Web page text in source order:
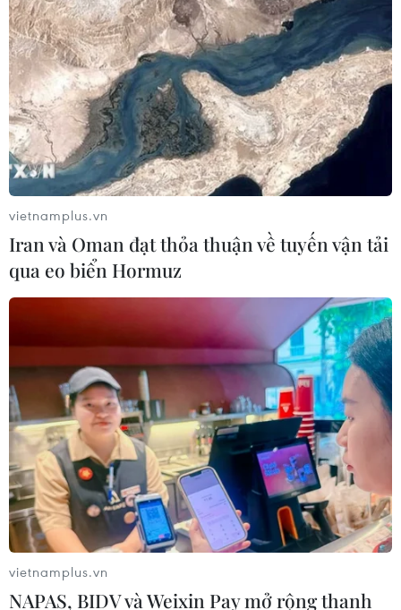
Tây Ban Nha: 100 người thiệt mạng
trong vụ vượt biển ồ ạt vào Ceuta
06/08/2026 16:03
Đức tuyên án chung thân đối tượng
gây vụ lao xe vào đám đông ở
Munich
06/08/2026 15:57
Nga thúc đẩy đa dạng hóa tuyến vận
tải kết nối châu Á qua Ấn Độ Dương
Italy và Hy Lạp trở thành điểm nóng
của virus Tây sông Nile
06/08/2026 13:24
NATO ưu tiên đẩy nhanh chuyển
giao hệ thống phòng không cho
Ukraine
vietnamplus.vn
Iran và Oman đạt thỏa thuận về tuyến vận tải
qua eo biển Hormuz
vietnamplus.vn
NAPAS, BIDV và Weixin Pay mở rộng thanh